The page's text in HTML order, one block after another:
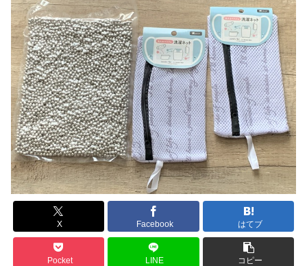
X Facebook はてブ
Pocket LINE コピー